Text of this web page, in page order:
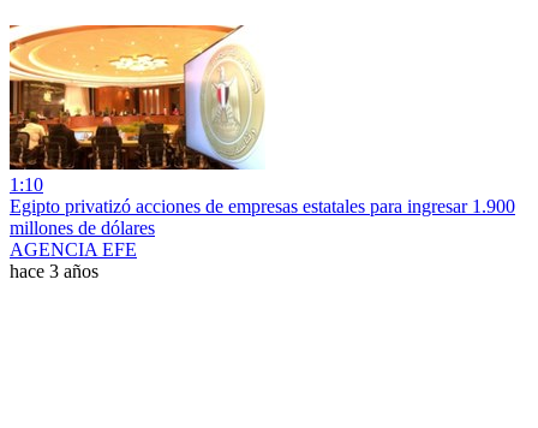
1:10
Egipto privatizó acciones de empresas estatales para ingresar 1.900
millones de dólares
AGENCIA EFE
hace 3 años